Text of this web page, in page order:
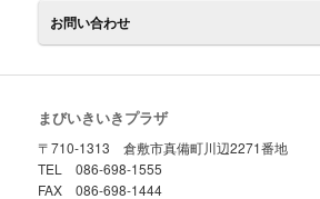
お問い合わせ
まびいきいきプラザ
〒710-1313 倉敷市真備町川辺2271番地
TEL 086-698-1555
FAX 086-698-1444